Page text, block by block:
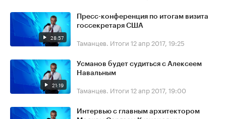
28:57
Пресс-конференция по итогам визита
госсекретаря США
Таманцев. Итоги 12 апр 2017, 19:25
21:19
Усманов будет судиться с Алексеем
Навальным
Таманцев. Итоги 12 апр 2017, 19:00
Интервью с главным архитектором